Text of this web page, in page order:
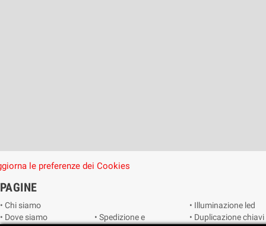
le preferenze dei Cookies
PAGINE
• Chi siamo
• Dove siamo
• Spedizione e
• Illuminazione led
• Duplicazione chiavi